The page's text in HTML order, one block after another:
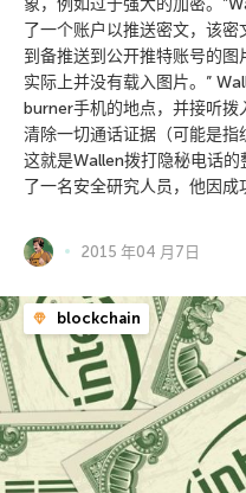
了一个账户以推送密文，该密
到备推送到公开推特账号的
实际上并没有载入图片。”
burner手机的地点，并接听拨
清除一切通话证据（可能是指
这就是Wallen拨打隐秘电话
了一名安全研究人员，他因成
2015 年04 月7日
blockchain